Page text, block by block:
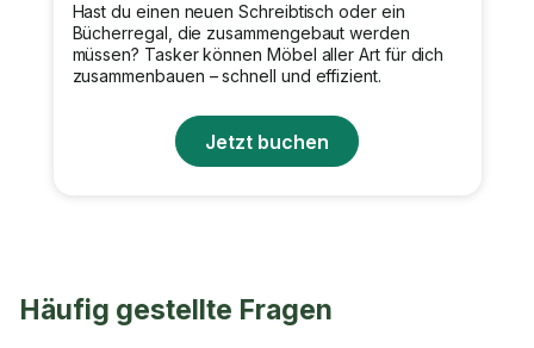
Hast du einen neuen Schreibtisch oder ein
Bücherregal, die zusammengebaut werden
müssen? Tasker können Möbel aller Art für dich
zusammenbauen – schnell und effizient.
Jetzt buchen
Häufig gestellte Fragen